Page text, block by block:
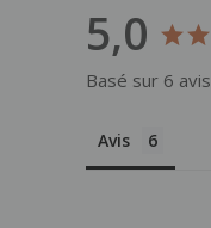
5,0
Basé sur 6 avis
Avis